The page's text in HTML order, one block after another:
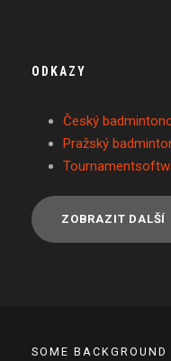
ODKAZY
Český
Pražský
ZOBRAZIT DALŠÍ
SOME BACKGROUND